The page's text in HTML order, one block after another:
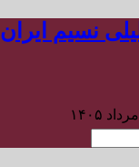
نسیم ایران